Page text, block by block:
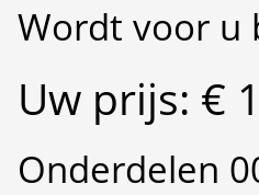
Wordt voor u
Uw prijs: €
Onderdelen